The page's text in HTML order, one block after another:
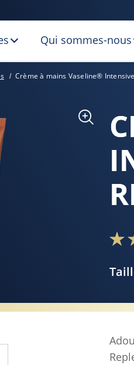
Qui sommes-nous
Crème à mains Vaseline®